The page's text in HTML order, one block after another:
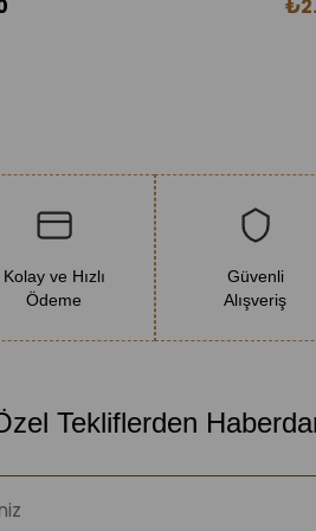
Kolay ve Hızlı
Ödeme
Güvenli
Alışveriş
Tekliflerden